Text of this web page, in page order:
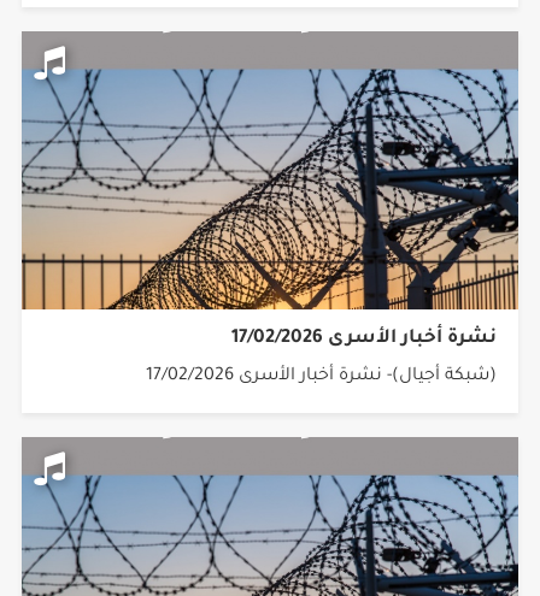
نشرة أخبار الأسرى 17/02/2026
(شبكة أجيال)- نشرة أخبار الأسرى 17/02/2026